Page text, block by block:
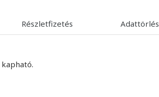
Részletfizetés Adattörlés
kapható.